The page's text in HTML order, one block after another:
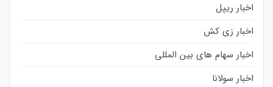
اخبار ریپل
اخبار زی کش
اخبار سهام های بین المللی
اخبار سولانا